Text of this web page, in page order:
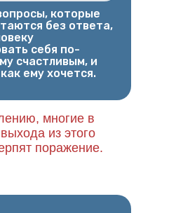
которые
без ответа,
себя по-
счастливым, и
ему хочется.
многие в
из этого
поражение.